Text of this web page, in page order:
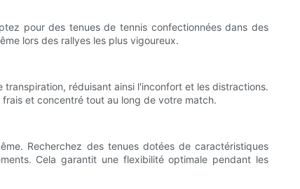
pour des tenues de tennis confectionnées dans des
lors des rallyes les plus vigoureux.
réduisant ainsi l'inconfort et les distractions.
et concentré tout au long de votre match.
Recherchez des tenues dotées de caractéristiques
Cela garantit une flexibilité optimale pendant les